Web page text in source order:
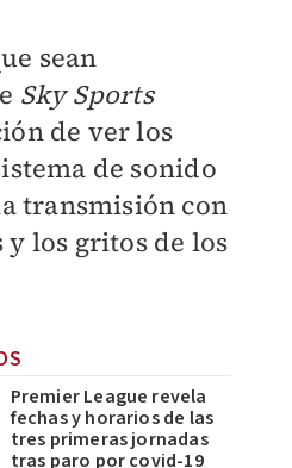
sean
Sky Sports
de ver los
de sonido
transmisión con
los gritos de los
Premier League revela
fechas y horarios de las
tres primeras jornadas
tras paro por covid-19